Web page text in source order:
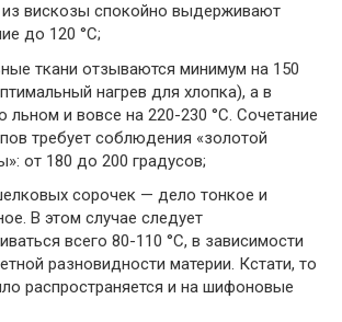
вискозы спокойно выдерживают
до 120 °С;
ткани отзываются минимум на 150
нагрев для хлопка), а в
льном и вовсе на 220-230 °С. Сочетание
требует соблюдения «золотой
от 180 до 200 градусов;
сорочек — дело тонкое и
В этом случае следует
всего 80-110 °С, в зависимости
разновидности материи. Кстати, то
распространяется и на шифоновые